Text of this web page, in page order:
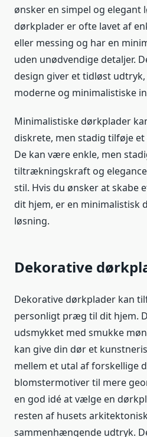
ønsker en simpel og elegant
dørkplader er ofte lavet af
eller messing og har en
uden unødvendige detaljer.
design giver et tidløst
moderne og minimalistiske
Minimalistiske dørkplader
diskrete, men stadig tilføje
De kan være enkle, men
tiltrækningskraft og
stil. Hvis du ønsker at skabe
dit hjem, er en minimalistisk
løsning.
Dekorative
Dekorative dørkplader kan
personligt præg til dit hjem.
udsmykket med smukke
kan give din dør et
mellem et utal af forskellige
blomstermotiver til mere
en god idé at vælge en
resten af husets
sammenhængende udtryk.